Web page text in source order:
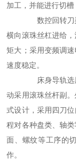
加工，并能进行切槽
数控回转刀架
横向滚珠丝杠进给
矩大；采用变频调
速度稳定。
床身导轨选
动采用滚珠丝杆副
式设计，采用四刀
程对各种盘类、轴
面、螺纹等工序的
作。